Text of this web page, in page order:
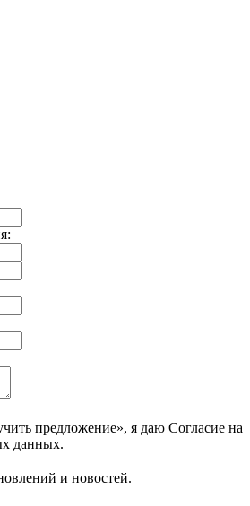
предложение», я даю Согласие на
данных.
и новостей.